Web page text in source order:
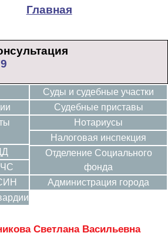
Главная
Суды и судебные участки
Судебные приставы
Нотариусы
Налоговая инспекция
Отделение Социального
фонда
Администрация города
Светлана Васильевна